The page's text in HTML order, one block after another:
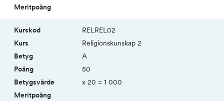
RELREL02
Religions­kunskap 2
A
50
x 20 = 1 000